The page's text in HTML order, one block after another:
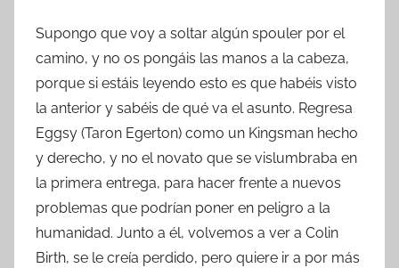
Supongo que voy a soltar algún spouler por el
camino, y no os pongáis las manos a la cabeza,
porque si estáis leyendo esto es que habéis visto
la anterior y sabéis de qué va el asunto. Regresa
Eggsy (Taron Egerton) como un Kingsman hecho
y derecho, y no el novato que se vislumbraba en
la primera entrega, para hacer frente a nuevos
problemas que podrían poner en peligro a la
humanidad. Junto a él, volvemos a ver a Colin
Birth, se le creía perdido, pero quiere ir a por más